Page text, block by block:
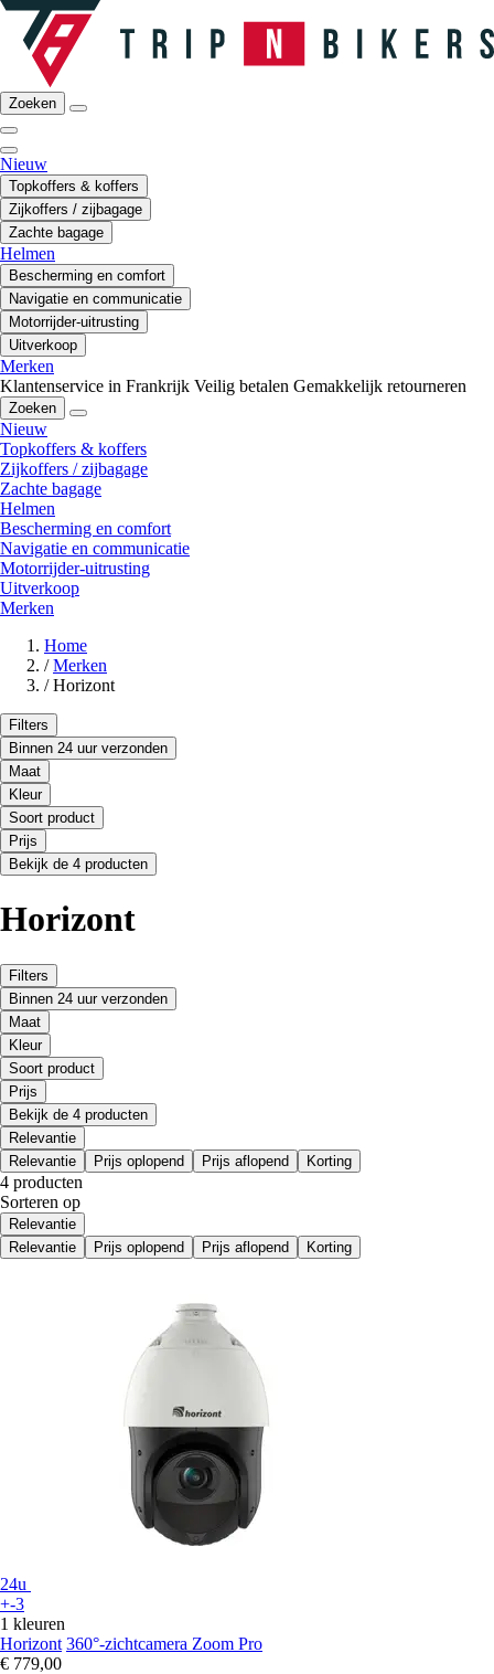
Zoeken
Nieuw
Topkoffers & koffers
Zijkoffers / zijbagage
Zachte bagage
Helmen
Bescherming en comfort
Navigatie en communicatie
Motorrijder-uitrusting
Uitverkoop
Merken
Klantenservice in Frankrijk Veilig betalen Gemakkelijk retourneren
Zoeken
Nieuw
Topkoffers & koffers
Zijkoffers / zijbagage
Zachte bagage
Helmen
Bescherming en comfort
Navigatie en communicatie
Motorrijder-uitrusting
Uitverkoop
Merken
Home
/ Merken
/ Horizont
Filters
Binnen 24 uur verzonden
Maat
Kleur
Soort product
Prijs
Bekijk de 4 producten
Horizont
Filters
Binnen 24 uur verzonden
Maat
Kleur
Soort product
Prijs
Bekijk de 4 producten
Relevantie
Relevantie
Prijs oplopend Prijs aflopend Korting
4 producten
Sorteren op
Relevantie
Relevantie
Prijs oplopend Prijs aflopend Korting
24u
+-3
1 kleuren
Horizont 360°-zichtcamera Zoom Pro
€ 779,00